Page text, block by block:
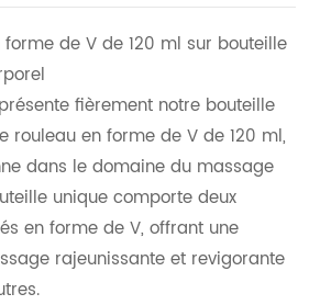
de V de 120 ml sur bouteille
fièrement notre bouteille
rouleau en forme de V de 120 ml,
dans le domaine du massage
unique comporte deux
en forme de V, offrant une
rajeunissante et revigorante